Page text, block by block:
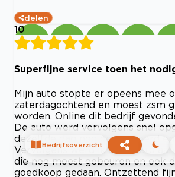
delen
10
Superfijne service toen het
Mijn auto stopte er opeens mee
zaterdagochtend en moest zsm
worden. Online dit bedrijf
De auto werd vervolgens snel
dezelfde dag nog gerepareerd
Vervolgens werd ik herinnerd
die nog moest gebeuren en ook
goedkoop gedaan. Ontzettend
Bedrijfsoverzicht